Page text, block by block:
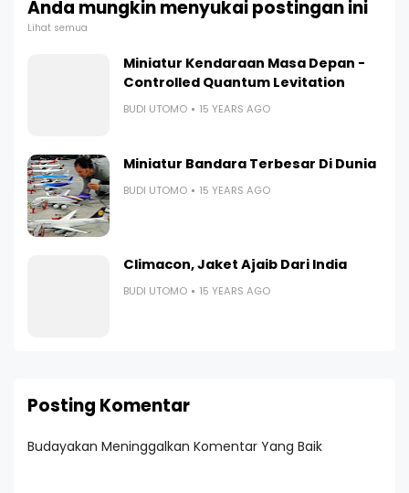
Anda mungkin menyukai postingan ini
Lihat semua
Miniatur Kendaraan Masa Depan -
Controlled Quantum Levitation
BUDI UTOMO 15 YEARS AGO
Miniatur Bandara Terbesar Di Dunia
BUDI UTOMO 15 YEARS AGO
Climacon, Jaket Ajaib Dari India
BUDI UTOMO 15 YEARS AGO
Posting Komentar
Budayakan Meninggalkan Komentar Yang Baik